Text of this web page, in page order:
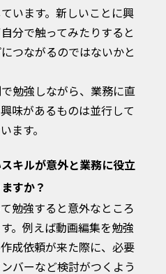
います。新しいことに興
分で触ってみたりすると
つながるのではないかと
勉強しながら、業務に直
味があるものは並行して
ます。
キルが意外と業務に役立
すか？
勉強すると意外なところ
。例えば動画編集を勉強
成依頼が来た際に、必要
バーなど検討がつくよう